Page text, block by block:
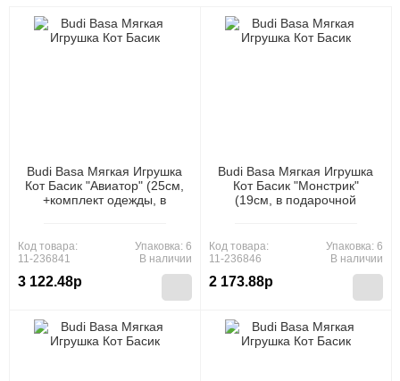
Budi Basa Мягкая Игрушка
Кот Басик "Авиатор" (25см,
+комплект одежды, в
Код товара:
11-236841
3 122.48р
Упаковка: 6
В наличии
Budi Basa Мягкая Игрушка
Кот Басик "Монстрик"
(19см, в подарочной
Код товара:
11-236846
2 173.88р
Упаковка: 6
В наличии